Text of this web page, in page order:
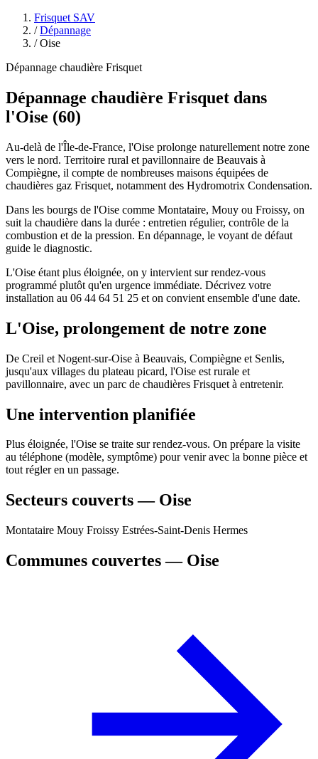
Frisquet SAV
/ Dépannage
/ Oise
Dépannage chaudière Frisquet
Dépannage chaudière Frisquet dans
l'Oise (60)
Au-delà de l'Île-de-France, l'Oise prolonge naturellement notre zone
vers le nord. Territoire rural et pavillonnaire de Beauvais à
Compiègne, il compte de nombreuses maisons équipées de
chaudières gaz Frisquet, notamment des Hydromotrix Condensation.
Dans les bourgs de l'Oise comme Montataire, Mouy ou Froissy, on
suit la chaudière dans la durée : entretien régulier, contrôle de la
combustion et de la pression. En dépannage, le voyant de défaut
guide le diagnostic.
L'Oise étant plus éloignée, on y intervient sur rendez-vous
programmé plutôt qu'en urgence immédiate. Décrivez votre
installation au 06 44 64 51 25 et on convient ensemble d'une date.
L'Oise, prolongement de notre zone
De Creil et Nogent-sur-Oise à Beauvais, Compiègne et Senlis,
jusqu'aux villages du plateau picard, l'Oise est rurale et
pavillonnaire, avec un parc de chaudières Frisquet à entretenir.
Une intervention planifiée
Plus éloignée, l'Oise se traite sur rendez-vous. On prépare la visite
au téléphone (modèle, symptôme) pour venir avec la bonne pièce et
tout régler en un passage.
Secteurs couverts — Oise
Montataire Mouy Froissy Estrées-Saint-Denis Hermes
Communes couvertes — Oise